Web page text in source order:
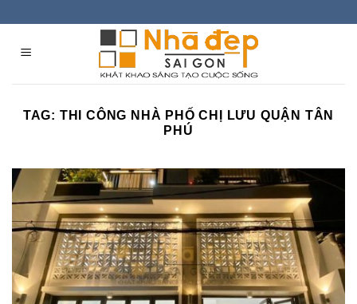
content
TAG: THI CÔNG NHÀ PHỐ CHỊ LƯU QUẬN TÂN
PHÚ